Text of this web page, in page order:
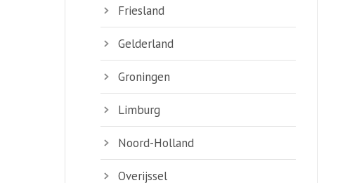
Friesland
Gelderland
Groningen
Limburg
Noord-Holland
Overijssel